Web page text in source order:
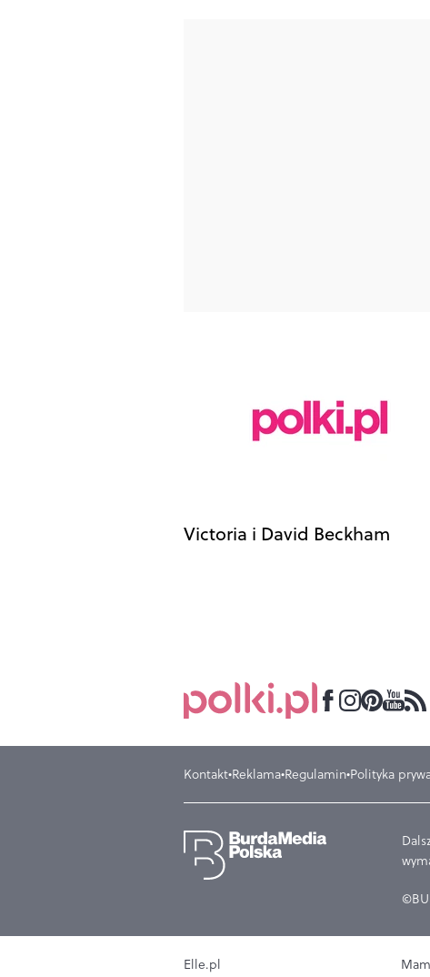
Victoria i David Beckham
Kontakt Reklama Regulamin Polityka
Elle.pl